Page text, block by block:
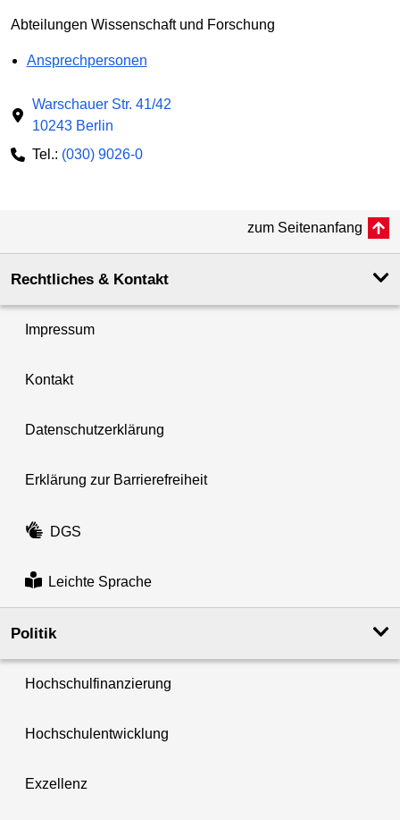
Abteilungen Wissenschaft und Forschung
Ansprechpersonen
Warschauer Str. 41/42
10243 Berlin
Tel.: (030) 9026-0
zum Seitenanfang
Rechtliches & Kontakt
Impressum
Kontakt
Datenschutzerklärung
Erklärung zur Barrierefreiheit
DGS
Leichte Sprache
Politik
Hochschulfinanzierung
Hochschulentwicklung
Exzellenz